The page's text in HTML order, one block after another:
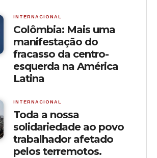
INTERNACIONAL
Colômbia: Mais uma
manifestação do
fracasso da centro-
esquerda na América
Latina
INTERNACIONAL
Toda a nossa
solidariedade ao povo
trabalhador afetado
pelos terremotos.